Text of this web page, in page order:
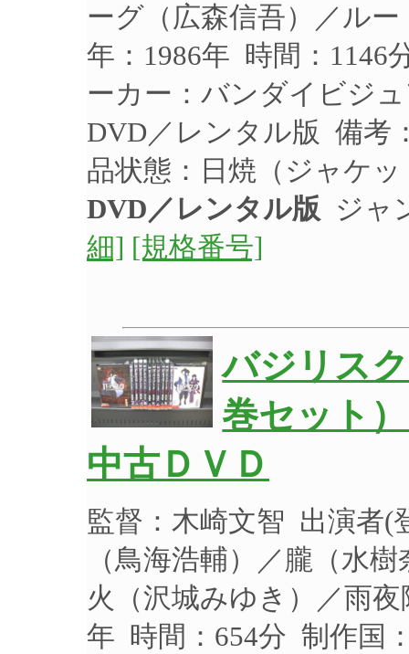
ーグ（広森信吾）／ル
年：1986年 時間：1146
ーカー：バンダイビジ
DVD／レンタル版 備考
品状態：日焼（ジャケ
DVD／レンタル版 ジャ
細] [規格番号]
バジリス
巻セット
中古ＤＶＤ
監督：木崎文智 出演者(
（鳥海浩輔）／朧（水
火（沢城みゆき）／雨
年 時間：654分 制作国